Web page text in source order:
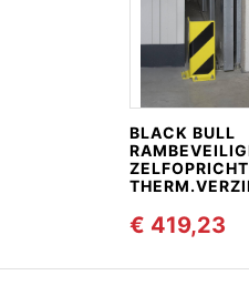
BLACK BULL
€ 419,23